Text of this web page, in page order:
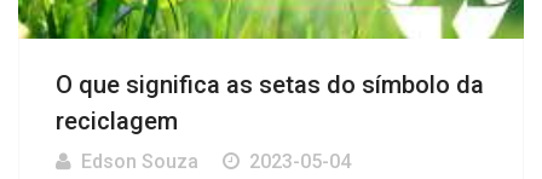
O que significa as setas do símbolo da
reciclagem
Edson Souza 2023-05-04